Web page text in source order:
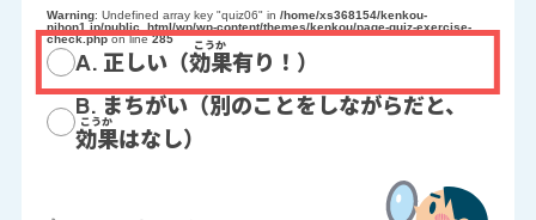
Warning: Undefined array key "quiz06" in /home/xs368154/kenkou-
nihon1.jp/public_html/wp/wp-content/themes/kenkou/page-quiz-exercise-
check.phpon line285
A. 正しい（効果有り！）
B. まちがい（別のことをしながらだと、
効果はなし）